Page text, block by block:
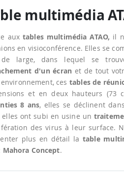
multimédia
auxtables multimédia ATAO, il
en visioconférence. Elles se
large, dans lequel se
d'un écran et de tout
cestables de
et en deux hauteurs (73
8 ans, elles se déclinent
elles ont subi en usine un
des virus à leur surface.
plus en détail la table
Mahora Concept.